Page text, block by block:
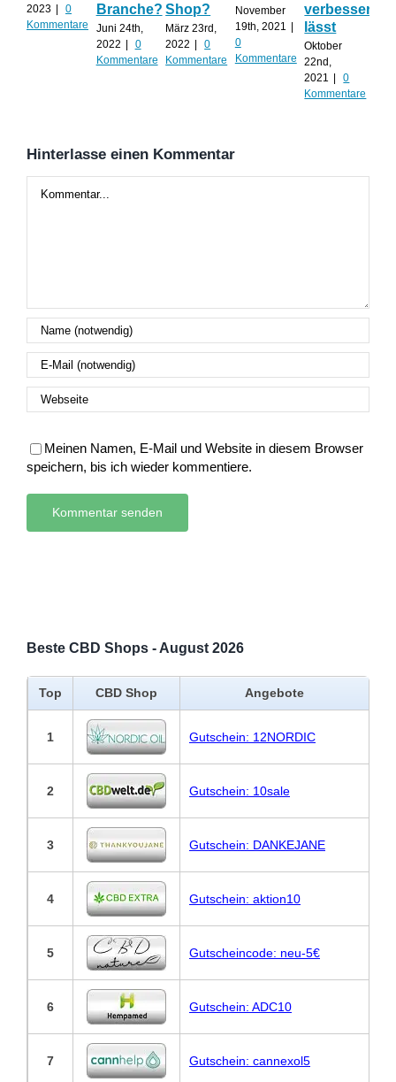
2023
0
Kommentare
Branche?
Juni 24th,
2022
0
Kommentare
Shop?
März 23rd,
2022
0
Kommentare
November
19th, 2021
0
Kommentare
verbessern
lässt
Oktober
22nd,
2021
0
Kommentare
Hinterlasse einen Kommentar
Meinen Namen, E-Mail und Website in diesem Browser
speichern, bis ich wieder kommentiere.
Beste CBD Shops - August 2026
Top CBD Shop Angebote
1 Gutschein: 12NORDIC
2 Gutschein: 10sale
3 Gutschein: DANKEJANE
4 Gutschein: aktion10
5 Gutscheincode: neu-5€
6 Gutschein: ADC10
7 Gutschein: cannexol5